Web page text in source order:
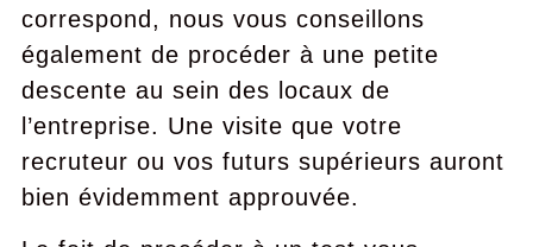
correspond, nous vous conseillons
également de procéder à une petite
descente au sein des locaux de
l’entreprise. Une visite que votre
recruteur ou vos futurs supérieurs auront
bien évidemment approuvée.